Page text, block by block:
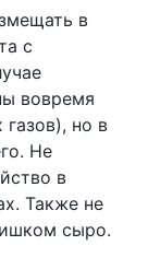
в
с
вовремя
газов), но в
Не
в
Также не
сыро.